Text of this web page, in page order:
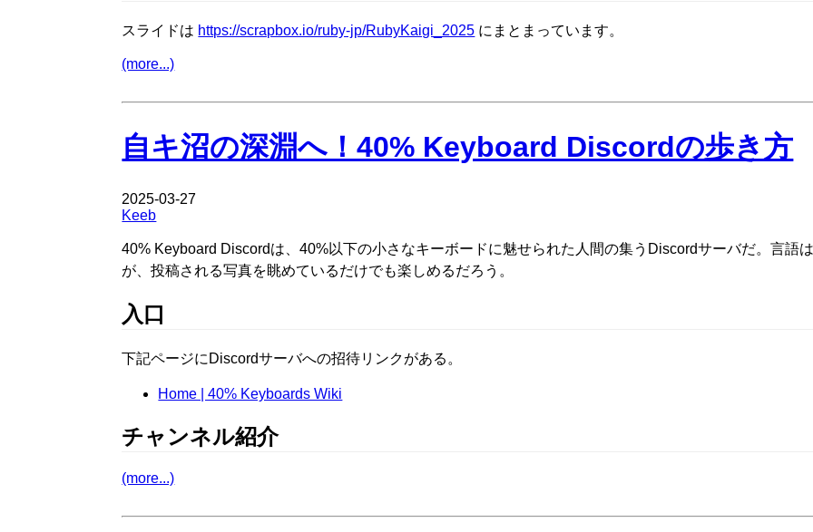
スライドは https://scrapbox.io/ruby-jp/RubyKaigi_2025 にまとまっています。
(more...)
自キ沼の深淵へ！40% Keyboard Discordの歩き方
2025-03-27
Keeb
40% Keyboard Discordは、40%以下の小さなキーボードに魅せられた人間の集うDiscordサーバだ。言語
が、投稿される写真を眺めているだけでも楽しめるだろう。
入口
下記ページにDiscordサーバへの招待リンクがある。
Home | 40% Keyboards Wiki
チャンネル紹介
(more...)